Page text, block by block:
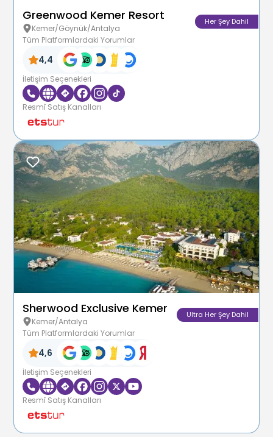
Greenwood Kemer Resort
Kemer/Göynük/Antalya
Her Şey Dahil
Tüm Platformlardaki Yorumlar
4,4
İletişim Seçenekleri
Resmî Satış Kanalları
Sherwood Exclusive Kemer
Kemer/Antalya
Ultra Her Şey Dahil
Tüm Platformlardaki Yorumlar
4,6
İletişim Seçenekleri
Resmî Satış Kanalları